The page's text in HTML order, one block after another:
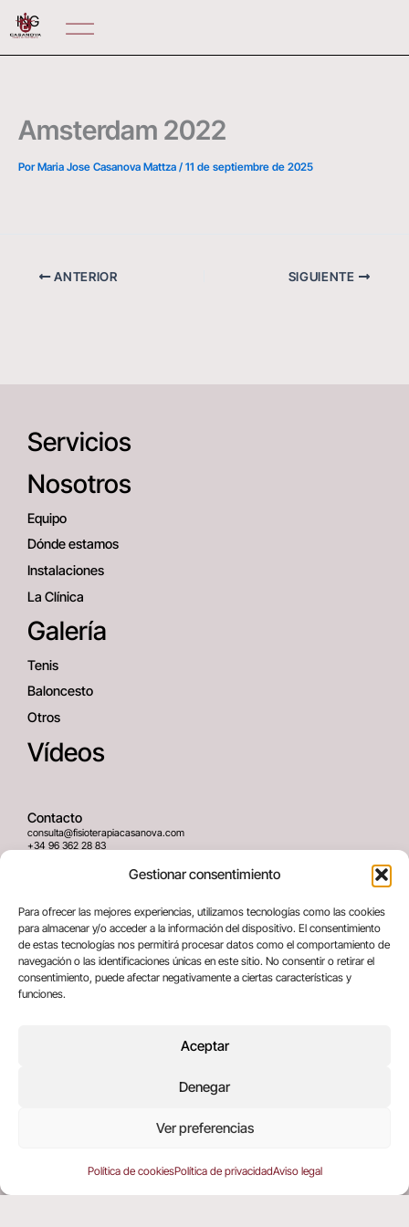
Gestionar consentimiento
Para ofrecer las mejores experiencias, utilizamos tecnologías como las cookies
para almacenar y/o acceder a la información del dispositivo. El consentimiento
de estas tecnologías nos permitirá procesar datos como el comportamiento de
navegación o las identificaciones únicas en este sitio. No consentir o retirar el
consentimiento, puede afectar negativamente a ciertas características y
funciones.
Aceptar
Denegar
Ver preferencias
Política de cookiesPolítica de privacidadAviso legal
contenido
ING
Amsterdam 2022
PorMaria Jose Casanova Mattza / 11 de septiembre de 2025
ANTERIOR SIGUIENTE
Servicios
Nosotros
Equipo
Dónde estamos
Instalaciones
La Clínica
Galería
Tenis
Baloncesto
Otros
Vídeos
Contacto
consulta@fisioterapiacasanova.com
+34 96 362 28 83
Dirección
C/ Greses Nº12 (Bajo) 46020
Valencia, España
Términos legales